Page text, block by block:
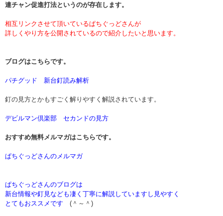
連チャン促進打法というのが存在します。
相互リンクさせて頂いているぱちぐっどさんが
詳しくやり方を公開されているので紹介したいと思います。
ブログはこちらです。
パチグッド 新台釘読み解析
釘の見方とかもすごく解りやすく解説されています。
デビルマン倶楽部 セカンドの見方
おすすめ無料メルマガはこちらです。
ぱちぐっどさんのメルマガ
ぱちぐっどさんのブログは
新台情報や釘見なども凄く丁寧に解説していますし見やすく
とてもおススメです (＾～＾)